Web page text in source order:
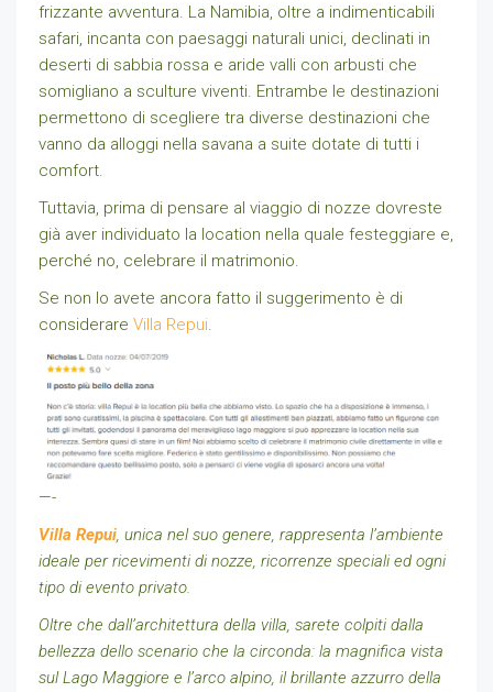
frizzante avventura. La Namibia, oltre a indimenticabili
safari, incanta con paesaggi naturali unici, declinati in
deserti di sabbia rossa e aride valli con arbusti che
somigliano a sculture viventi. Entrambe le destinazioni
permettono di scegliere tra diverse destinazioni che
vanno da alloggi nella savana a suite dotate di tutti i
comfort.
Tuttavia, prima di pensare al viaggio di nozze dovreste
già aver individuato la location nella quale festeggiare e,
perché no, celebrare il matrimonio.
Se non lo avete ancora fatto il suggerimento è di
considerare Villa Repui.
—-
Villa Repui, unica nel suo genere, rappresenta l’ambiente
ideale per ricevimenti di nozze, ricorrenze speciali ed ogni
tipo di evento privato.
Oltre che dall’architettura della villa, sarete colpiti dalla
bellezza dello scenario che la circonda: la magnifica vista
sul Lago Maggiore e l’arco alpino, il brillante azzurro della